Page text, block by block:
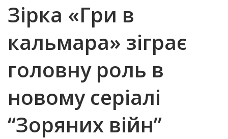
Зірка «Гри в
кальмара» зіграє
головну роль в
новому серіалі
“Зоряних війн”